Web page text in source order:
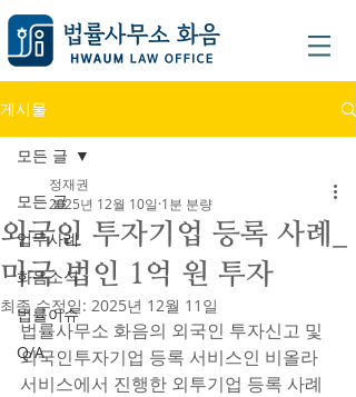
게시물
모든 글
업무사례
화음소식
법률이슈
Q/A
모든 글
외국인 투자기업 등록 사례_
미국 법인 1억 원 투자
정재권
2025년 12월 10일 1분 분량
최종 수정일: 2025년 12월 11일
법률사무소 화음의 외국인 투자신고 및
외국인투자기업 등록 서비스인 비올라
서비스에서 진행한 외투기업 등록 사례